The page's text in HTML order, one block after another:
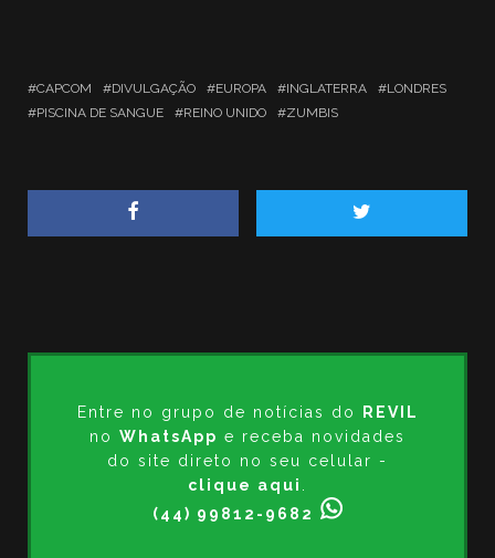
CAPCOM DIVULGAÇÃO EUROPA INGLATERRA
LONDRES
PISCINA DE SANGUE
REINO UNIDO ZUMBIS
Entre no grupo de notícias do
REVIL
no WhatsApp e receba novidades
do site direto no seu celular -
clique aqui .
(44) 99812-9682